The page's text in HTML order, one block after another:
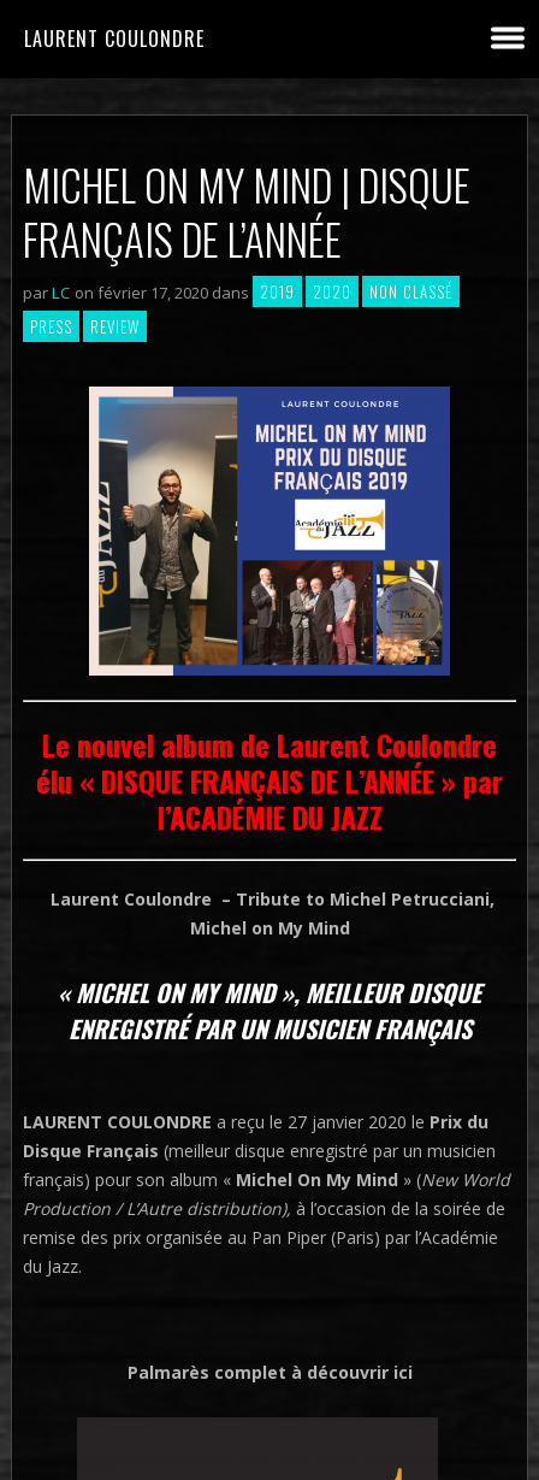
LAURENT COULONDRE
MICHEL ON MY MIND | DISQUE
FRANÇAIS DE L’ANNÉE
parLC on février 17, 2020 dans 2019 2020
NON CLASSÉ
PRESS
REVIEW
Le nouvel album de Laurent Coulondre
élu « DISQUE FRANÇAIS DE L’ANNÉE » par
l’ACADÉMIE DU JAZZ
Laurent Coulondre – Tribute to Michel Petrucciani,
Michel on My Mind
« MICHEL ON MY MIND », MEILLEUR DISQUE
ENREGISTRÉ PAR UN MUSICIEN FRANÇAIS
LAURENT COULONDRE a reçu le 27 janvier 2020 le Prix du
Disque Français (meilleur disque enregistré par un musicien
français) pour son album « Michel On My Mind » (New World
Production / L’Autre distribution), à l’occasion de la soirée de
remise des prix organisée au Pan Piper (Paris) par l’Académie
du Jazz.
Palmarès complet à découvrir ici